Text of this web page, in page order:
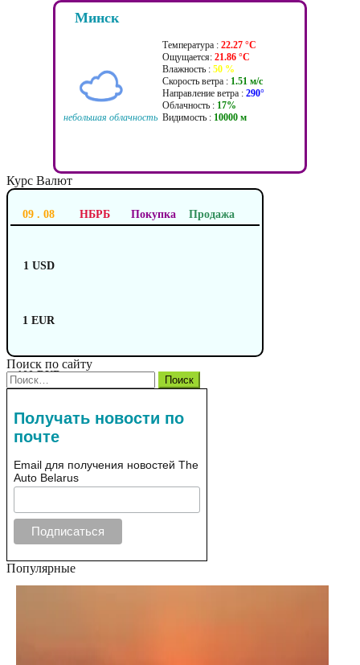
Минск
небольшая облачность
Температура : 22.27 °C
Ощущается: 21.86 °C
Влажность : 50 %
Скорость ветра : 1.51 м/c
Направление ветра : 290°
Облачность : 17%
Видимость : 10000 м
Курс Валют
09 . 08 НБРБ Покупка Продажа
1 USD
1 EUR
100 RUB
Поиск по сайту
Найти:
Получать новости по
почте
Email для получения новостей The
Auto Belarus
Популярные